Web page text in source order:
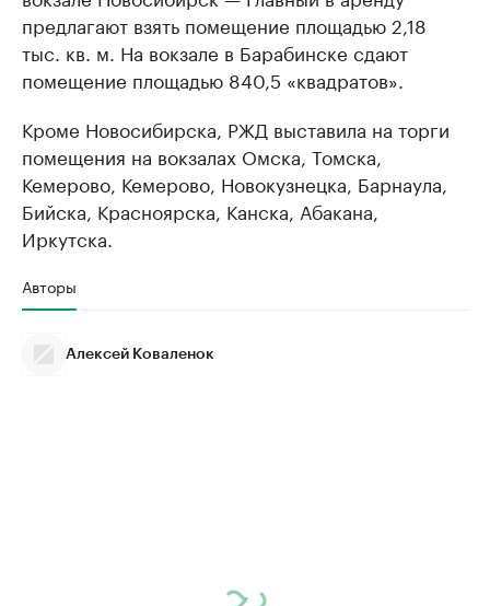
предлагают взять помещение площадью 2,18
тыс. кв. м. На вокзале в Барабинске сдают
помещение площадью 840,5 «квадратов».
Кроме Новосибирска, РЖД выставила на торги
помещения на вокзалах Омска, Томска,
Кемерово, Кемерово, Новокузнецка, Барнаула,
Бийска, Красноярска, Канска, Абакана,
Иркутска.
Авторы
Алексей Коваленок